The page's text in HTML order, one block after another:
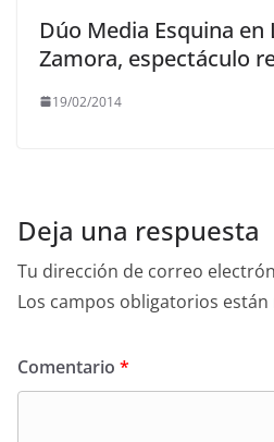
Dúo Media Esquina en
Zamora, espectáculo
19/02/2014
Deja una respuesta
Tu dirección de correo
Los campos obligatorios
Comentario *